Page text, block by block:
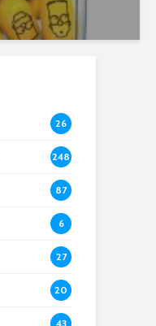
26
248
87
6
27
20
43